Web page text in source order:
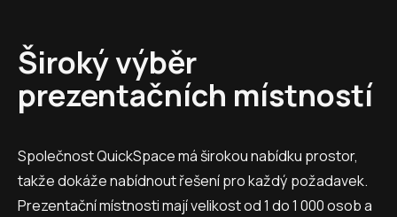
Široký výběr
prezentačních místností
Společnost QuickSpace má širokou nabídku prostor,
takže dokáže nabídnout řešení pro každý požadavek.
Prezentační místnosti mají velikost od 1 do 1 000 osob a